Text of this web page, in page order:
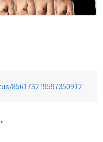
856173279597350912
。